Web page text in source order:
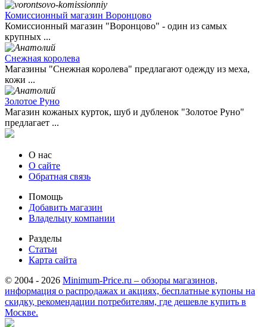
Комиссионный магазин Воронцово
Комиссионный магазин "Воронцово" - один из самых
крупных ...
Снежная королева
Магазины "Снежная королева" предлагают одежду из меха,
кожи ...
Золотое Руно
Магазин кожаных курток, шуб и дубленок "Золотое Руно"
предлагает ...
О нас
О сайте
Обратная связь
Помощь
Добавить магазин
Владельцу компании
Разделы
Статьи
Карта сайта
© 2004 - 2026 Minimum-Price.ru – обзоры магазинов,
информация о распродажах и акциях, бесплатные купоны на
скидку, рекомендации потребителям, где дешевле купить в
Москве.